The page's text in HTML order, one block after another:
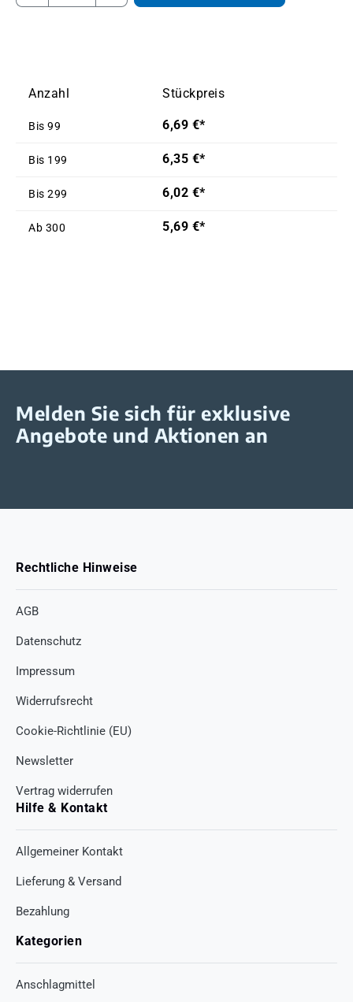
Anzahl Stückpreis
Bis 99 6,69 €*
Bis 199 6,35 €*
Bis 299 6,02 €*
Ab 300 5,69 €*
Melden Sie sich für exklusive
Angebote und Aktionen an
Rechtliche Hinweise
AGB
Datenschutz
Impressum
Widerrufsrecht
Cookie-Richtlinie (EU)
Newsletter
Vertrag widerrufen
Hilfe & Kontakt
Allgemeiner Kontakt
Lieferung & Versand
Bezahlung
Kategorien
Anschlagmittel